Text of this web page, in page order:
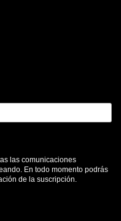
las comunicaciones
En todo momento podrás
de la suscripción.